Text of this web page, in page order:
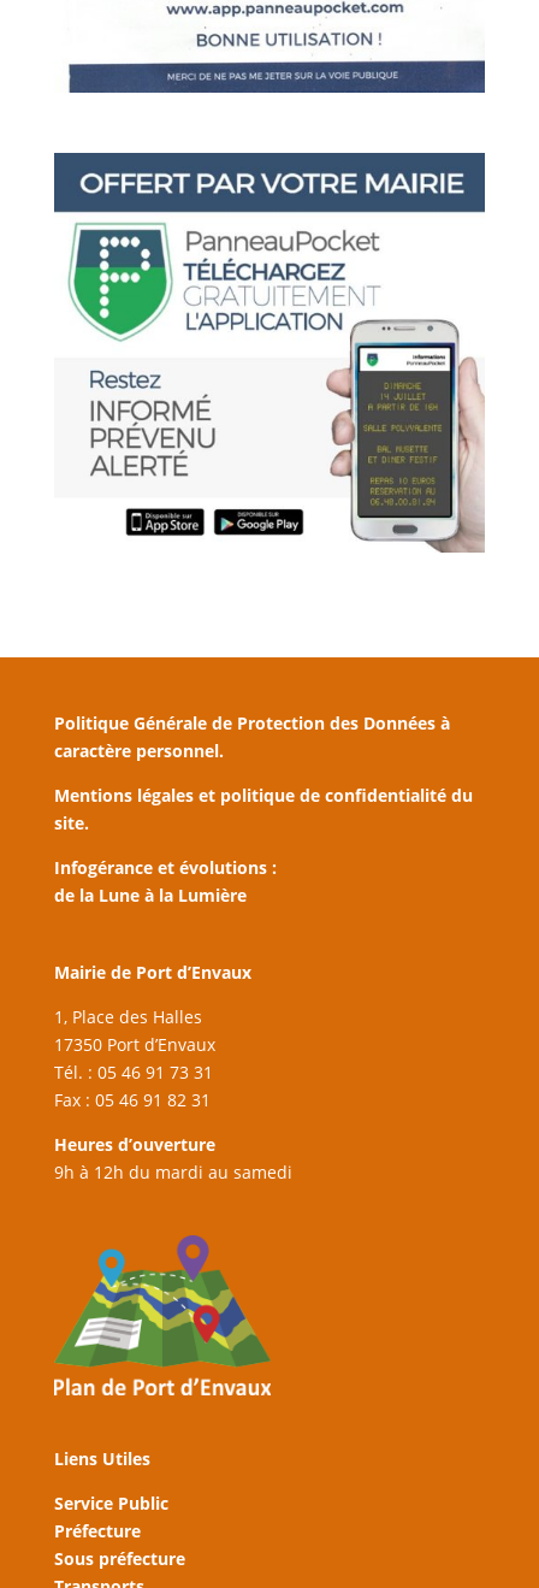
Politique Générale de Protection des Données à
caractère personnel.
Mentions légales et politique de confidentialité du
site.
Infogérance et évolutions :
de la Lune à la Lumière
Mairie de Port d’Envaux
1, Place des Halles
17350 Port d’Envaux
Tél. : 05 46 91 73 31
Fax : 05 46 91 82 31
Heures d’ouverture
9h à 12h du mardi au samedi
Liens Utiles
Service Public
Préfecture
Sous préfecture